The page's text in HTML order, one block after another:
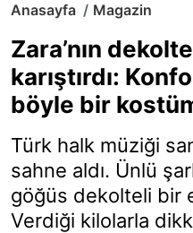
Anasayfa Magazin
Zara’nın
karıştırdı:
böyle bir
Türk halk müziği
sahne aldı. Ünlü
göğüs dekolteli bir
Verdiği kilolarla